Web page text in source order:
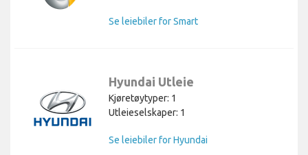
Se leiebiler for Smart
Hyundai Utleie
Kjøretøytyper: 1
Utleieselskaper: 1
Se leiebiler for Hyundai